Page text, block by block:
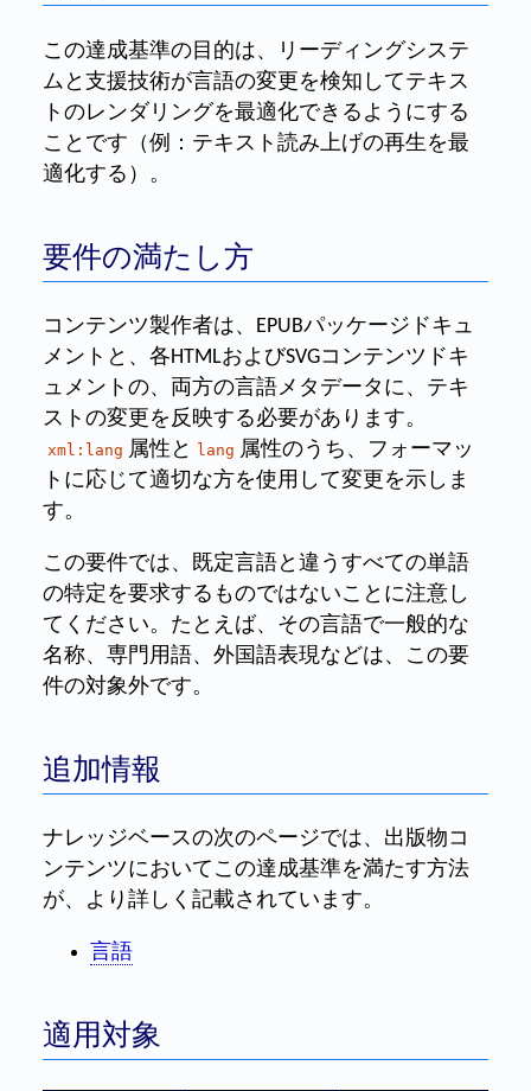
この達成基準の目的は、リーディングシステ
ムと支援技術が言語の変更を検知してテキス
トのレンダリングを最適化できるようにする
ことです（例：テキスト読み上げの再生を最
適化する）。
要件の満たし方
コンテンツ製作者は、EPUBパッケージドキュ
メントと、各HTMLおよびSVGコンテンツドキ
ュメントの、両方の言語メタデータに、テキ
ストの変更を反映する必要があります。
xml:lang 属性と lang 属性のうち、フォーマッ
トに応じて適切な方を使用して変更を示しま
す。
この要件では、既定言語と違うすべての単語
の特定を要求するものではないことに注意し
てください。たとえば、その言語で一般的な
名称、専門用語、外国語表現などは、この要
件の対象外です。
追加情報
ナレッジベースの次のページでは、出版物コ
ンテンツにおいてこの達成基準を満たす方法
が、より詳しく記載されています。
言語
適用対象